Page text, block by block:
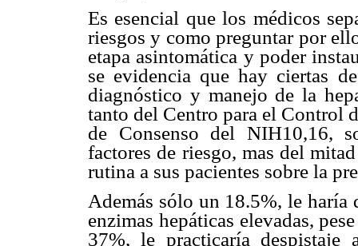
Es esencial que los médicos
riesgos y como preguntar por
etapa asintomática y poder
se evidencia que hay ciertas
diagnóstico y manejo de la
tanto del Centro para el Control
de Consenso del NIH10,16,
factores de riesgo, mas del
rutina a sus pacientes sobre la
Además sólo un 18.5%, le haría
enzimas hepáticas elevadas,
37%, le practicaría despistaje